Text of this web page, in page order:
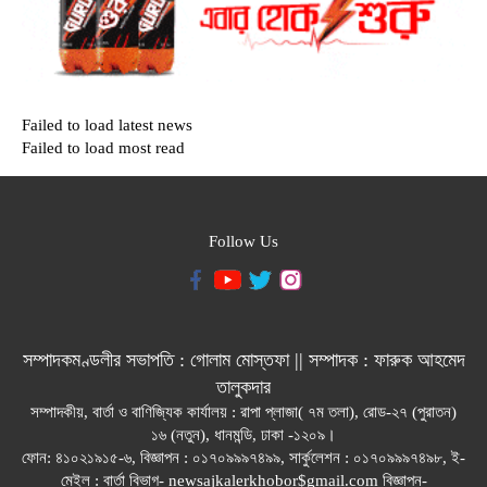
Failed to load latest news
Failed to load most read
Follow Us
সম্পাদকমণ্ডলীর সভাপতি : গোলাম মোস্তফা || সম্পাদক : ফারুক আহমেদ
তালুকদার
সম্পাদকীয়, বার্তা ও বাণিজ্যিক কার্যালয় : রাপা প্লাজা( ৭ম তলা), রোড-২৭ (পুরাতন)
১৬ (নতুন), ধানমন্ডি, ঢাকা -১২০৯।
ফোন: ৪১০২১৯১৫-৬, বিজ্ঞাপন : ০১৭০৯৯৯৭৪৯৯, সার্কুলেশন : ০১৭০৯৯৯৭৪৯৮, ই-
মেইল : বার্তা বিভাগ- newsajkalerkhobor$gmail.com বিজ্ঞাপন-